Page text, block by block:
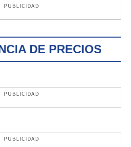
PUBLICIDAD
DE PRECIOS
PUBLICIDAD
PUBLICIDAD